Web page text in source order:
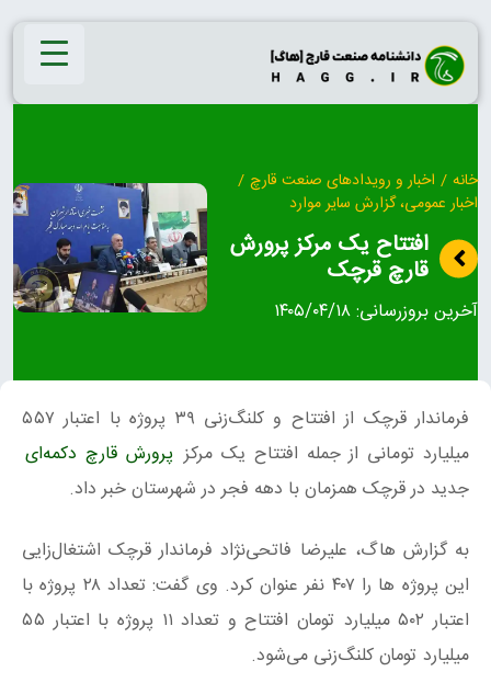
Skip
content
خانه / اخبار و رویدادهای صنعت قارچ /
اخبار عمومی، گزارش سایر موارد
افتتاح یک مرکز پرورش
قارچ قرچک
آخرین بروزرسانی:۱۴۰۵/۰۴/۱۸
فرماندار قرچک از افتتاح و کلنگ‌زنی ۳۹ پروژه با اعتبار ۵۵۷
میلیارد تومانی از جمله افتتاح یک مرکز پرورش قارچ دکمه‌ای
جدید در قرچک همزمان با دهه فجر در شهرستان خبر داد.
به گزارش هاگ، علیرضا فاتحی‌نژاد فرماندار قرچک اشتغال‌زایی
این پروژه ها را ۴۰۷ نفر عنوان کرد. وی گفت: تعداد ۲۸ پروژه با
اعتبار ۵۰۲ میلیارد تومان افتتاح و تعداد ۱۱ پروژه‌ با اعتبار ۵۵
میلیارد تومان کلنگ‌زنی می‌شود.